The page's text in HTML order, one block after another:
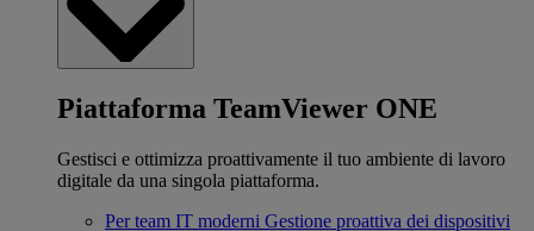
Piattaforma TeamViewer ONE
Gestisci e ottimizza proattivamente il tuo ambiente di lavoro
digitale da una singola piattaforma.
Per team IT moderni Gestione proattiva dei dispositivi